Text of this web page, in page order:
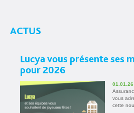
ACTUS
Lucya vous présente ses
pour 2026
01.01.26
vous
cette